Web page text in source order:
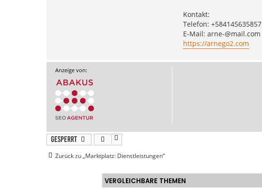
Kontakt:
Telefon: +584145635857
E-Mail: arne-@mail.com
https://arnego2.com
Anzeige von:
Gesperrt
Zurück zu „Marktplatz: Dienstleistungen“
VERGLEICHBARE THEMEN